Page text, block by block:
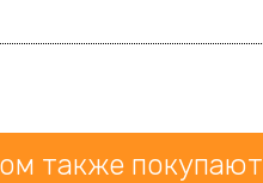
также покупают